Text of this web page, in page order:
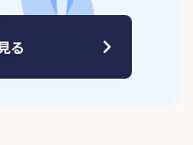
る